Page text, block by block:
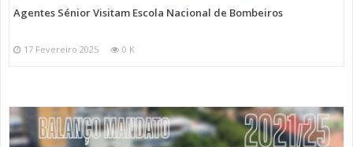
Agentes Sénior Visitam Escola Nacional de Bombeiros
17 Fevereiro 2025 0 K